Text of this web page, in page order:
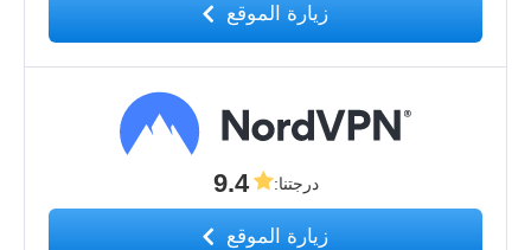
زيارة الموقع
درجتنا:
9.4
زيارة الموقع